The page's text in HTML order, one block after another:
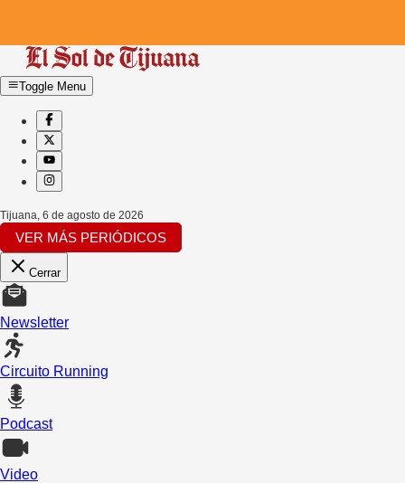
Toggle Menu
Tijuana 6 de agosto de 2026
VER MÁS PERIÓDICOS
Cerrar
Newsletter
Circuito Running
Podcast
Video